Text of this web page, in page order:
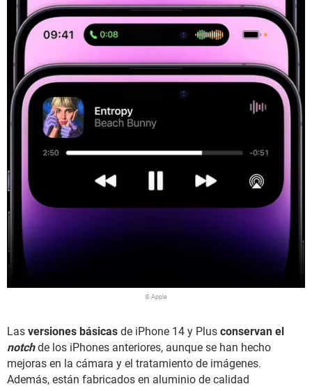
© Apple
Las versiones básicas de iPhone 14 y Plus conservan el
notchde los iPhones anteriores, aunque se han hecho
mejoras en la cámara y el tratamiento de imágenes.
Además, están fabricados en aluminio de calidad